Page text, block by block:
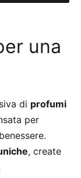
una
di profumi
per
, create